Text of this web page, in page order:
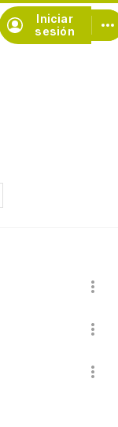
Iniciar
sesión